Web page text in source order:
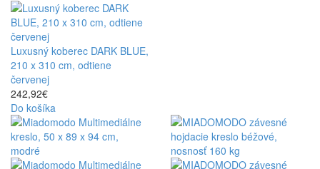
Luxusný koberec DARK BLUE,
210 x 310 cm, odtiene
červenej
242,92€
Do košíka